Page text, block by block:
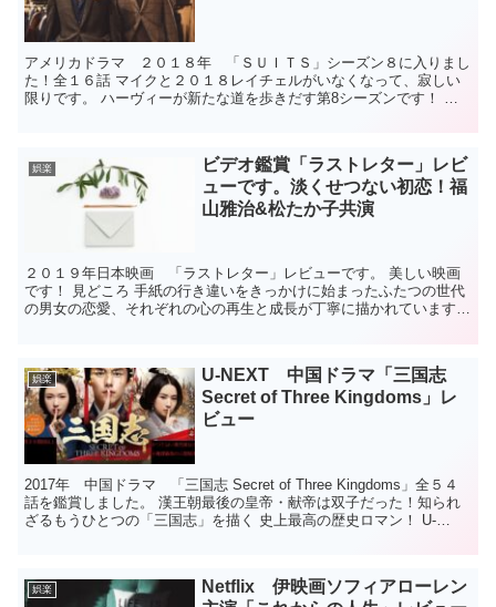
アメリカドラマ ２０１８年 「ＳＵＩＴＳ」シーズン８に入りまし
た！全１６話 マイクと２０１８レイチェルがいなくなって、寂しい
限りです。 ハーヴィーが新たな道を歩きだす第8シーズンです！ Ｕ
娯楽
ビデオ鑑賞「ラストレター」レビ
ューです。淡くせつない初恋！福
山雅治&松たか子共演
２０１９年日本映画 「ラストレター」レビューです。 美しい映画
です！ 見どころ 手紙の行き違いをきっかけに始まったふたつの世代
の男女の恋愛、それぞれの心の再生と成長が丁寧に描かれています。
娯楽
U-NEXT 中国ドラマ「三国志
Secret of Three Kingdoms」レ
ビュー
2017年 中国ドラマ 「三国志 Secret of Three Kingdoms」全５４
話を鑑賞しました。 漢王朝最後の皇帝・献帝は双子だった！知られ
ざるもうひとつの「三国志」を描く 史上最高の歴史ロマン！ U-
娯楽
Netflix 伊映画ソフィアローレン